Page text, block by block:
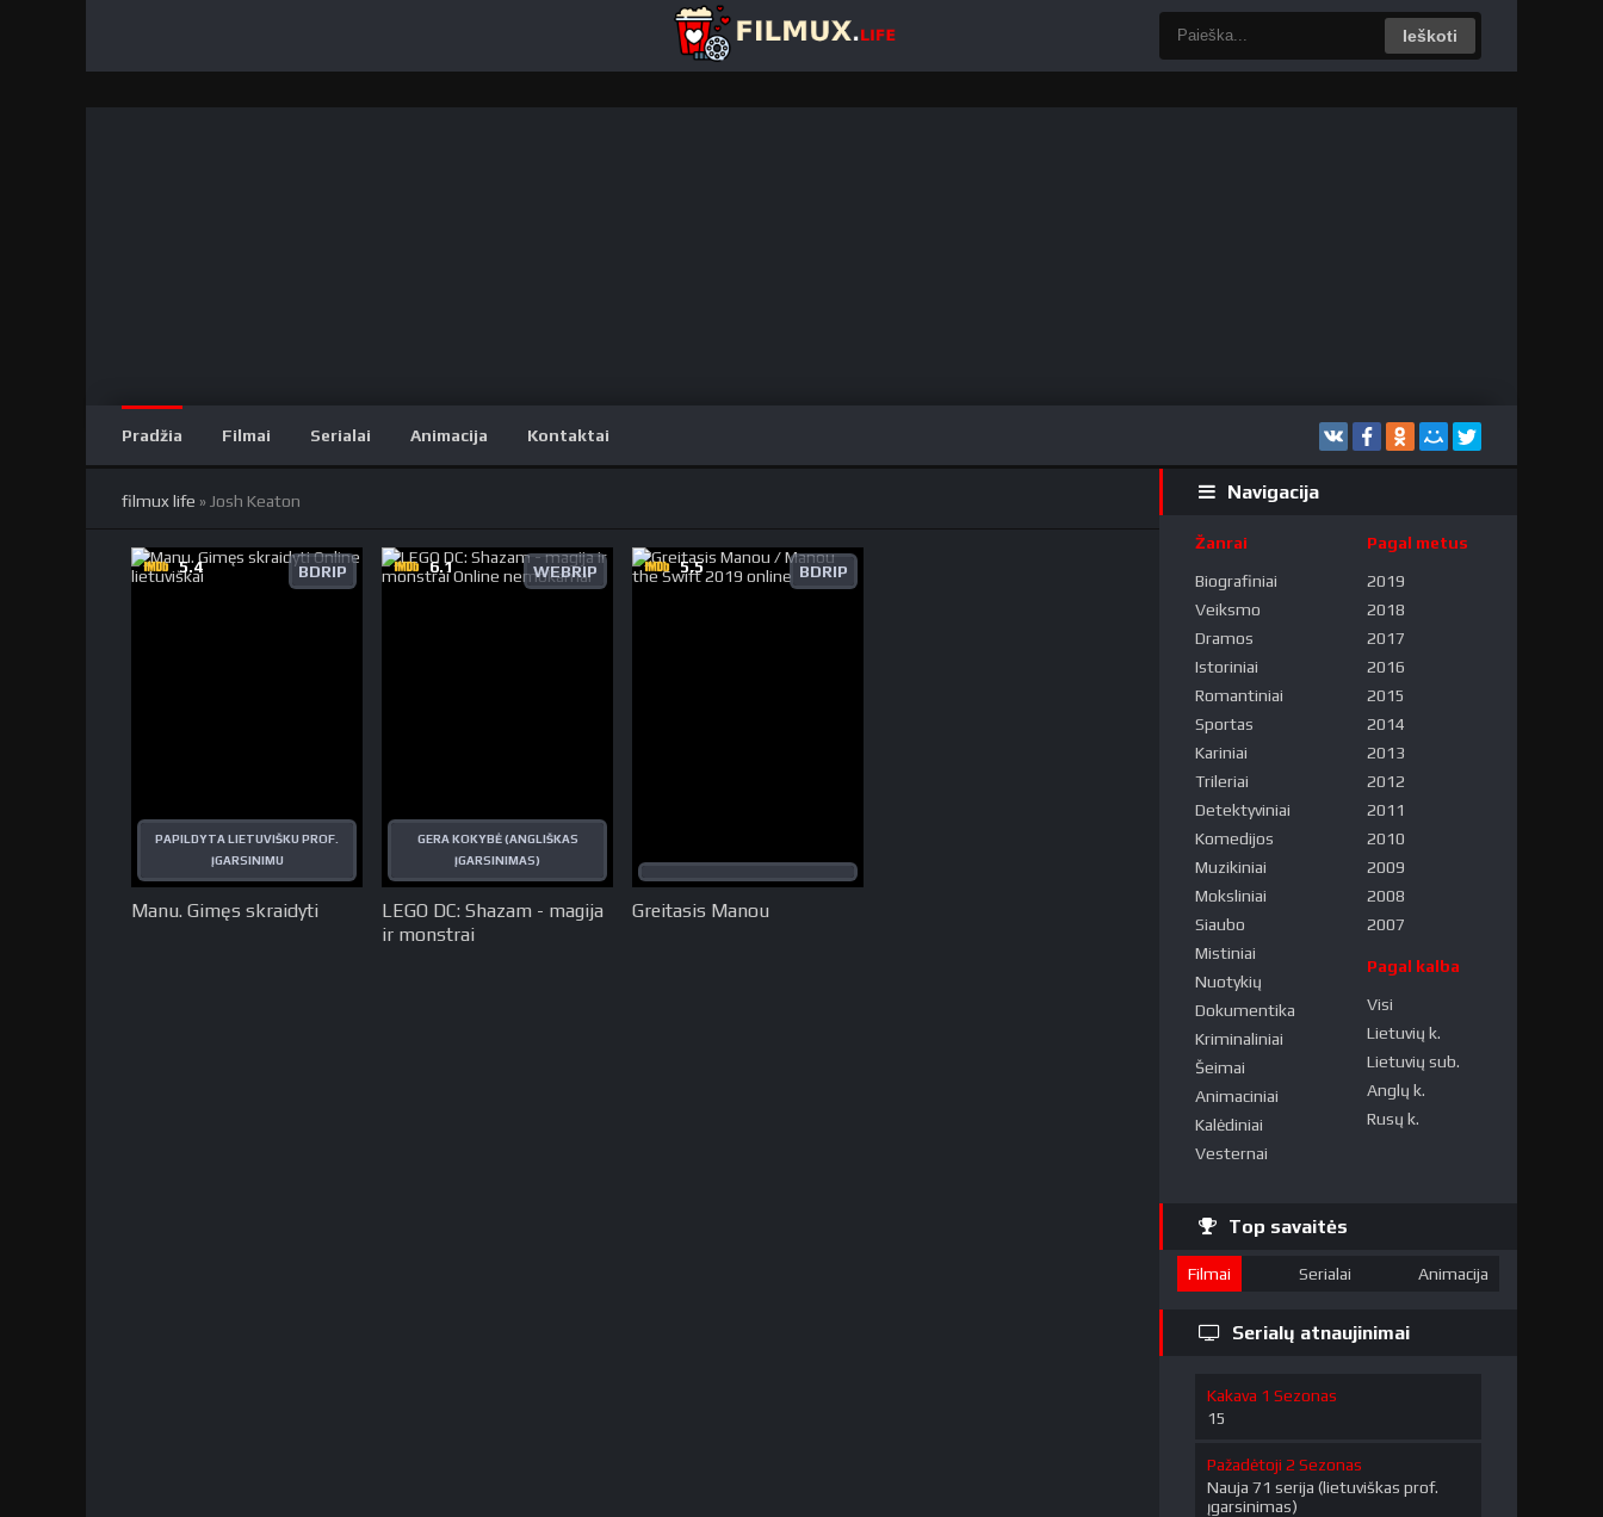
Ieškoti
Pradžia Filmai Serialai Animacija Kontaktai
filmux life » Josh Keaton
Manu. Gimęs skraidyti
BDRIP
5.4
PAPILDYTA LIETUVIŠKU PROF.
ĮGARSINIMU
LEGO DC: Shazam - magija
ir monstrai
WEBRIP
6.1
GERA KOKYBĖ (ANGLIŠKAS
ĮGARSINIMAS)
Greitasis Manou
BDRIP
5.5
Navigacija
Žanrai
Biografiniai
Veiksmo
Dramos
Istoriniai
Romantiniai
Sportas
Kariniai
Trileriai
Detektyviniai
Komedijos
Muzikiniai
Moksliniai
Siaubo
Mistiniai
Nuotykių
Dokumentika
Kriminaliniai
Šeimai
Animaciniai
Kalėdiniai
Vesternai
Pagal metus
2019
2018
2017
2016
2015
2014
2013
2012
2011
2010
2009
2008
2007
Pagal kalba
Visi
Lietuvių k.
Lietuvių sub.
Anglų k.
Rusų k.
Top savaitės
Filmai Serialai Animacija
Serialų atnaujinimai
Kakava 1 Sezonas
15
Pažadėtoji 2 Sezonas
Nauja 71 serija (lietuviškas prof.
įgarsinimas)